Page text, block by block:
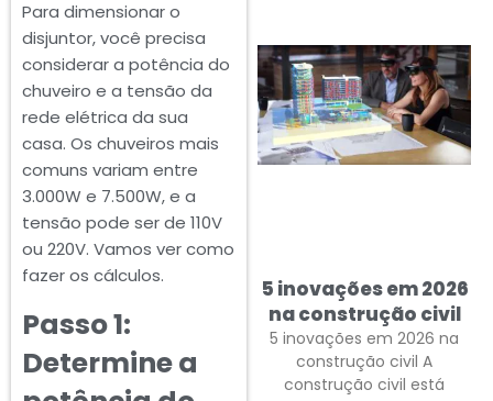
Para dimensionar o
disjuntor, você precisa
considerar a potência do
chuveiro e a tensão da
rede elétrica da sua
casa. Os chuveiros mais
comuns variam entre
3.000W e 7.500W, e a
tensão pode ser de 110V
ou 220V. Vamos ver como
fazer os cálculos.
Passo 1:
Determine a
5 inovações em 2026
na construção civil
5 inovações em 2026 na
construção civil A
construção civil está